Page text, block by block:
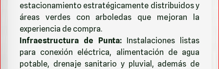
estacionamiento estratégicamente distribuidos y
áreas verdes con arboledas que mejoran la
experiencia de compra.
Infraestructura de Punta: Instalaciones listas
para conexión eléctrica, alimentación de agua
potable, drenaje sanitario y pluvial, además de